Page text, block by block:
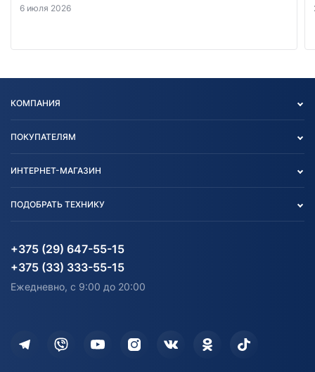
6 июля 2026
КОМПАНИЯ
Блог
Карта сайта
ПОКУПАТЕЛЯМ
Согласие на обработку
Информация до получения
согласия на обработку
Дополнительные услуги
ИНТЕРНЕТ-МАГАЗИН
Агротехника
Водный транспорт
Электротранспорт
ПОДОБРАТЬ ТЕХНИКУ
Агротехника
Электротранспорт
+375 (29) 647-55-15
+375 (33) 333-55-15
Ежедневно, с 9:00 до 20:00